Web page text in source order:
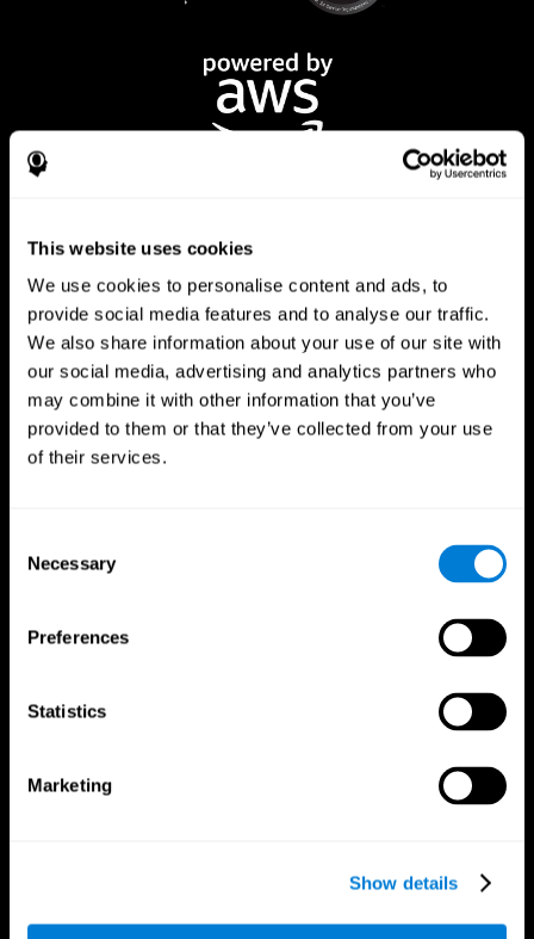
This website uses cookies
We use cookies to personalise content and ads, to
provide social media features and to analyse our traffic.
We also share information about your use of our site with
our social media, advertising and analytics partners who
may combine it with other information that you’ve
provided to them or that they’ve collected from your use
of their services.
Selection
Necessary
Preferences
Statistics
Marketing
Show details
App CogniFit
Votre Cerveau
Les parties du cerveau
Functions cérébrales
Jeux d'ordinateur
Adultes en bonne santé
Personnes âgées en bonne santé
(iTV)